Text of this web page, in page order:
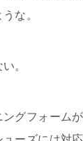
な。
。
グフォーム